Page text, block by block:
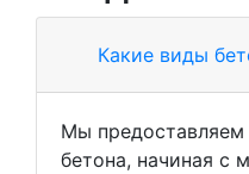
Какие виды
Мы
бетона, начиная с